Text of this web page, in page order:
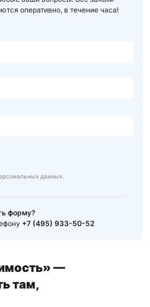
оперативно, в течение часа!
форму?
+7 (495) 933-50-52
данных.
—
там,